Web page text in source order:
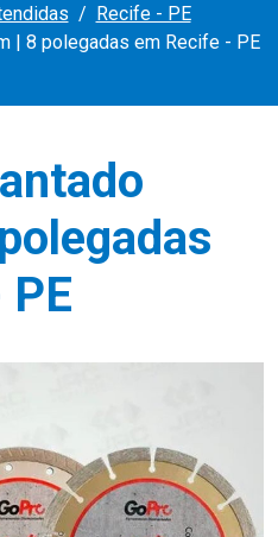
Recife - PE
| 8 polegadas em Recife - PE